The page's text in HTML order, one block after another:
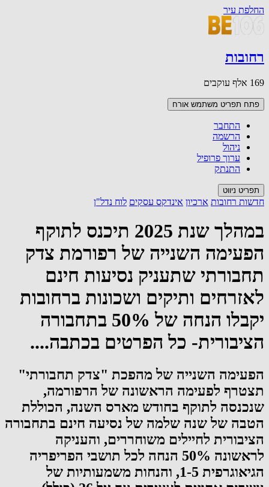
החלפת עיר
רחובות
169 אלף עוקבים
פתח תפריט משתמש אורח
התחבר
הרשמה
ניהול
ערוך פרופיל
התנתק
תפריט ניווט
חדשות רחובות ארכיון אינדקס עסקים לוח נדל"ן
במהלך שנת 2025 תיכנס לתוקף
הפעימה השנייה של רפורמת צדק
תחבורתי שתעניק נסיעות חינם
לאזרחים ותיקים ושכונות ברחובות
יקבלו הנחה של 50% בתחבורה
הציבורית- כל הפרטים בכתבה....
הפעימה השנייה של מהפכת "צדק תחבורתי"
תצטרף לפעימה הראשונה של הרפורמה,
שנכנסה לתוקף בחודש מארס השנה, הכוללת
הטבה של שנה שלמה של נסיעה חינם בתחבורה
הציבורית לחיילים משוחררים, והעניקה
לראשונה 50% הנחה לכל תושבי הפריפריה
הגיאוגרפית 1-5, והנחות משמעותיות של